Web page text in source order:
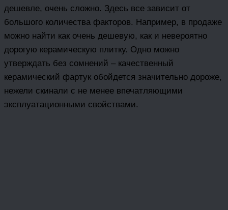
дешевле, очень сложно. Здесь все зависит от
большого количества факторов. Например, в продаже
можно найти как очень дешевую, как и невероятно
дорогую керамическую плитку. Одно можно
утверждать без сомнений – качественный
керамический фартук обойдется значительно дороже,
нежели скинали с не менее впечатляющими
эксплуатационными свойствами.